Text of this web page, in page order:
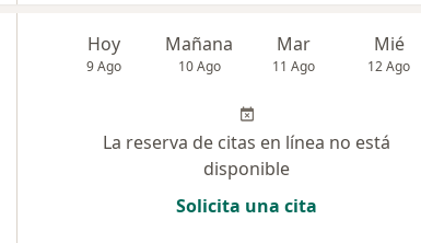
Hoy
9 Ago
Mañana
10 Ago
Mar
11 Ago
Mié
12 Ago
La reserva de citas en línea no está
disponible
Solicita una cita